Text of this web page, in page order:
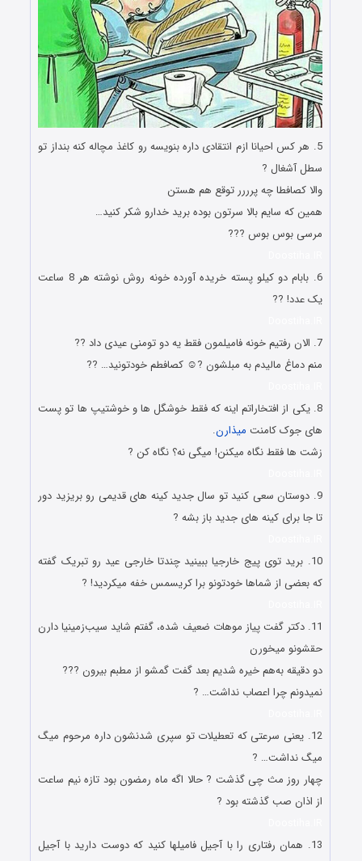
5. هر کس احیانا ازم انتقادی داره بنویسه رو کاغذ مچاله کنه بنداز تو
سطل آشغال ?
والا کصافطا چه پرررر توقع هم هستن
همین که سایم بالا سرتون بوده برید خدارو شکر کنید…
مرسی بوس بوس ???
6. بابام دو کیلو پسته خریده آورده خونه روش نوشته هر 8 ساعت
یک عدد! ??
7. الان رفتیم خونه فامیلمون فقط یه دو تومنی عیدی داد ??
منم دماغ مالیدم به مبلشون ?☺️ کصافطم خودتونید… ??
8. یکی از افتخاراتم اینه که فقط خوشگل ها و خوشتیپ ها تو پست
های جوک کامنت میذارن.
زشت ها فقط نگاه میکنن! میگی نه؟ نگاه کن ?
9. دوستان ‏سعی کنید تو سال جدید کینه های قدیمی رو بریزید دور
تا جا برای کینه های جدید باز بشه ?
10. برید توی پیج خارجیا ببینید چندتا خارجی عید رو تبریک گفته
که بعضی از شماها خودتونو برا کریسمس خفه میکردید! ?
11. دکتر گفت پیاز موهات ضعیف شده، گفتم شاید سیب‌زمینیا دارن
حقشونو میخورن
دو دقیقه به‌هم خیره شدیم بعد گفت گمشو از مطبم بیرون ???
نمیدونم چرا اعصاب نداشت… ?
12. یعنی سرعتی که تعطیلات تو سپری شدنشون داره مرحوم میگ
میگ نداشت… ?
چهار روز مث چی گذشت ? حالا اگه ماه رمضون بود تازه نیم ساعت
از اذان صب گذشته بود ?
13. همان رفتاری را با آجیل فامیلها کنید که دوست دارید با آجیل